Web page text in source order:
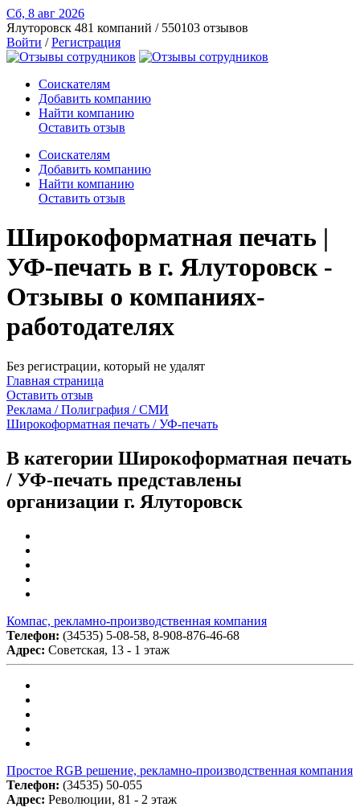
Сб, 8 авг 2026
Ялуторовск 481 компаний / 550103 отзывов
Войти /Регистрация
Соискателям
Добавить компанию
Найти компанию
Оставить отзыв
Соискателям
Добавить компанию
Найти компанию
Оставить отзыв
Широкоформатная печать |
УФ-печать в г. Ялуторовск -
Отзывы о компаниях-
работодателях
Без регистрации, который не удалят
Главная страница
Оставить отзыв
Реклама / Полиграфия / СМИ
Широкоформатная печать / УФ-печать
В категории Широкоформатная печать
/ УФ-печать представлены
организации г. Ялуторовск
Компас, рекламно-производственная компания
Телефон: (34535) 5-08-58, 8-908-876-46-68
Адрес: Советская, 13 - 1 этаж
Простое RGB решение, рекламно-производственная компания
Телефон: (34535) 50-055
Адрес: Революции, 81 - 2 этаж